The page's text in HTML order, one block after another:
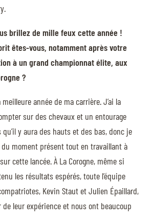
brillez de mille feux cette année !
êtes-vous, notamment après votre
à un grand championnat élite, aux
?
année de ma carrière. J’ai la
sur des chevaux et un entourage
y aura des hauts et des bas, donc je
moment présent tout en travaillant à
cette lancée. À La Corogne, même si
les résultats espérés, toute l’équipe
Kevin Staut et Julien Épaillard,
leur expérience et nous ont beaucoup